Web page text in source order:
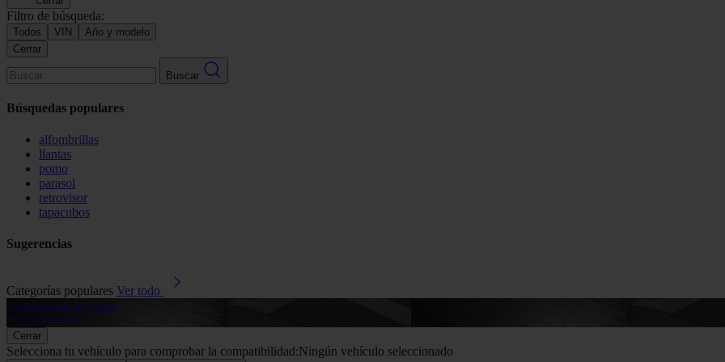
Filtro de búsqueda:
Todos VIN
Año y modelo
Cerrar
Buscar
Búsquedas populares
alfombrillas
llantas
pomo
parasol
retrovisor
tapacubos
Sugerencias
Categorías populares Ver todo
Alfombrillas de goma
Ver productos
Cerrar
Selecciona tu vehículo para comprobar la compatibilidad:Ningún vehículo seleccionado